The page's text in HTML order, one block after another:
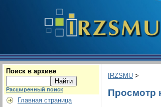
Поиск в архиве
Расширенный поиск
Главная страница
IRZSMU >
Просмотр